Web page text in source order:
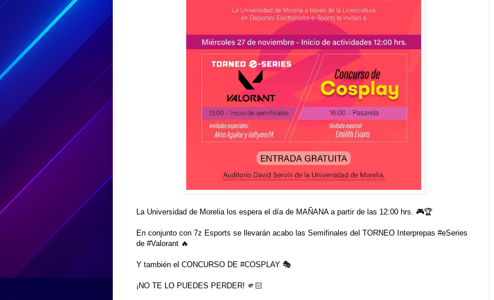
La Universidad de Morelia los espera el día de MAÑANA a partir de las 12:00 hrs. 🎮🏆
En conjunto con 7z Esports se llevarán acabo las Semifinales del TORNEO Interprepas #eSeries
de #Valorant 🔥
Y también el CONCURSO DE #COSPLAY 🎭
¡NO TE LO PUEDES PERDER! 🫵🏻